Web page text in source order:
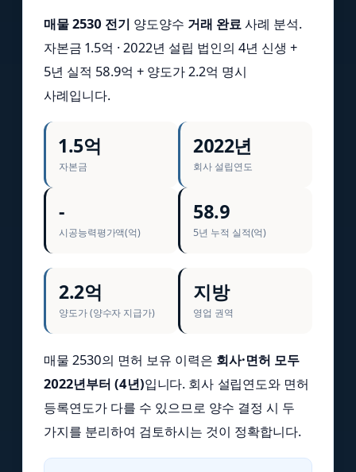
매물 2530 전기 양도양수 거래 완료사례 분석.
자본금 1.5억 · 2022년 설립 법인의 4년 신생 +
5년 실적 58.9억 + 양도가 2.2억 명시
사례입니다.
1.5억
자본금
2022년
회사 설립연도
-
시공능력평가액(억)
58.9
5년 누적 실적(억)
2.2억
양도가 (양수자 지급가)
지방
영업 권역
매물 2530의 면허 보유 이력은 회사·면허 모두
2022년부터 (4년)입니다. 회사 설립연도와 면허
등록연도가 다를 수 있으므로 양수 결정 시 두
가지를 분리하여 검토하시는 것이 정확합니다.